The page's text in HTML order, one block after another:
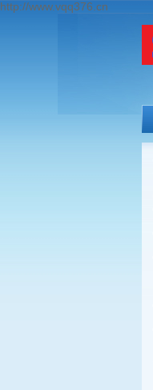
http://www.vqq376.cn